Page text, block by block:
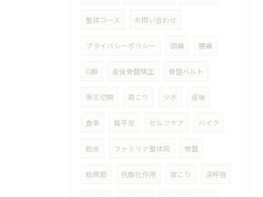
整体コース お問い合わせ
プライバシーポリシー 頭痛 腰痛
O脚 産後骨盤矯正 骨盤ベルト
帝王切開 肩こり ツボ 産後
食事 扁平足 セルフケア バイク
脱水 ファミリア整体院 骨盤
股関節 抗酸化作用 首こり 深呼吸